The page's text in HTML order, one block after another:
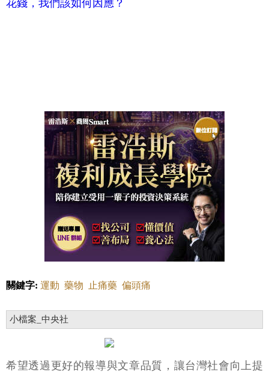
花錢，我們該如何因應？
關鍵字: 運動 藥物 止痛藥 偏頭痛
小檔案_中央社
希望透過更好的報導與文章品質，讓台灣社會向上提